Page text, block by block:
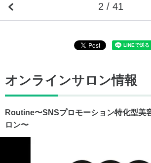
2 / 41
オンラインサロン情報
Routine〜SNSプロモーション特化型美
ロン〜